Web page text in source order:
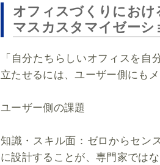
オフィスづくりにおけ
マスカスタマイゼーシ
「自分たちらしいオフィスを
立たせるには、ユーザー側にも
ユーザー側の課題
知識・スキル面：ゼロからセン
に設計することが、専門家では